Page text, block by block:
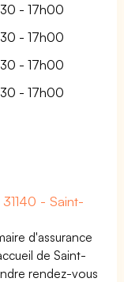
- 17h00
- 17h00
- 17h00
- 17h00
- Saint-
d'assurance
de Saint-
rendez-vous